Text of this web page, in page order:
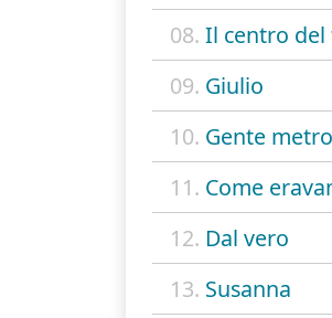
08. Il centro
09. Giulio
10. Gente
11. Come
12. Dal vero
13. Susanna